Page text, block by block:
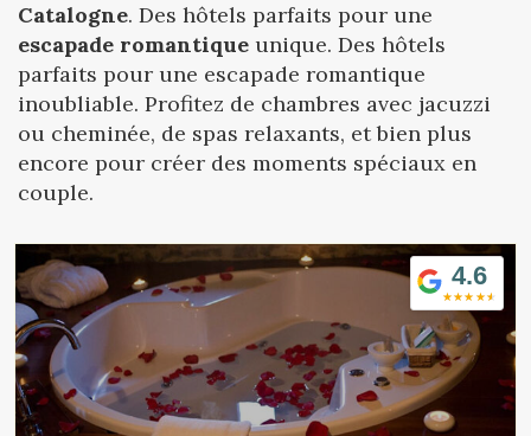
Se connecter Créer un compte
Location/nom de l'hôtel
Catalogne. Des hôtels parfaits pour une
escapade romantique unique. Des hôtels
parfaits pour une escapade romantique
inoubliable. Profitez de chambres avec jacuzzi
ou cheminée, de spas relaxants, et bien plus
encore pour créer des moments spéciaux en
couple.
4.6